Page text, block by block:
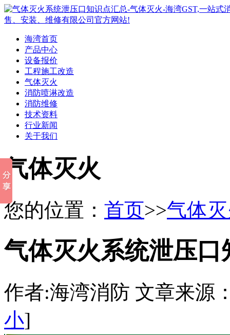
海湾首页
产品中心
设备报价
工程施工改造
气体灭火
消防喷淋改造
消防维修
技术资料
行业新闻
关于我们
气体灭火
您的位置： 首页>>气体
气体灭火系统泄压口
作者:海湾消防 文章来源
小]